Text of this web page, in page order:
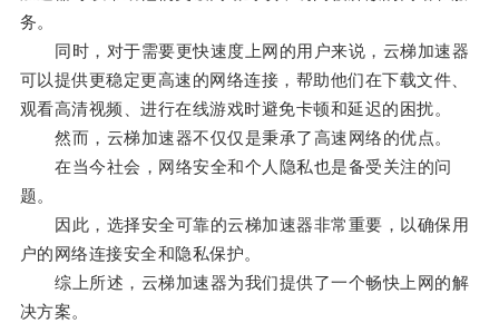
务。
同时，对于需要更快速度上网的用户来说，云梯加速器
可以提供更稳定更高速的网络连接，帮助他们在下载文件、
观看高清视频、进行在线游戏时避免卡顿和延迟的困扰。
然而，云梯加速器不仅仅是秉承了高速网络的优点。
在当今社会，网络安全和个人隐私也是备受关注的问
题。
因此，选择安全可靠的云梯加速器非常重要，以确保用
户的网络连接安全和隐私保护。
综上所述，云梯加速器为我们提供了一个畅快上网的解
决方案。